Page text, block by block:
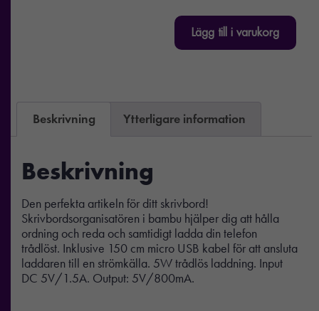
Lägg till i varukorg
Beskrivning Ytterligare information
Beskrivning
Den perfekta artikeln för ditt skrivbord!
Skrivbordsorganisatören i bambu hjälper dig att hålla
ordning och reda och samtidigt ladda din telefon
trådlöst. Inklusive 150 cm micro USB kabel för att ansluta
laddaren till en strömkälla. 5W trådlös laddning. Input
DC 5V/1.5A. Output: 5V/800mA.